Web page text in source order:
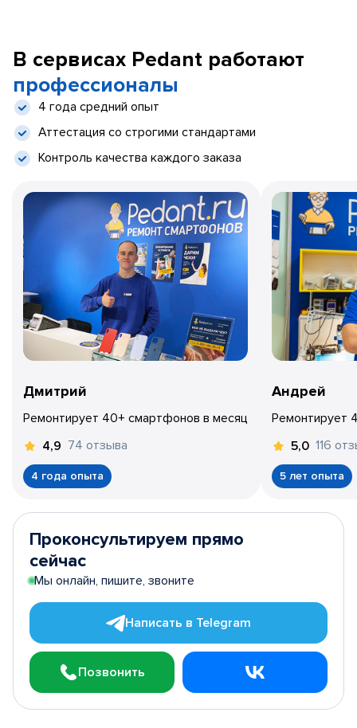
В сервисах Pedant работают
профессионалы
4 года средний опыт
Аттестация со строгими стандартами
Контроль качества каждого заказа
Дмитрий
Ремонтирует 40+ смартфонов в месяц
4,9 74 отзыва
4 года опыта
Андрей
Ремонтирует
5,0 116
5 лет опыта
Проконсультируем прямо
сейчас
Мы онлайн, пишите, звоните
Написать в Telegram
Позвонить